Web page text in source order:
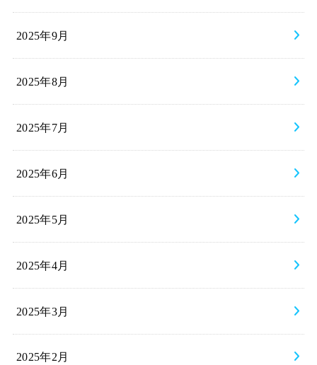
2025年9月
2025年8月
2025年7月
2025年6月
2025年5月
2025年4月
2025年3月
2025年2月